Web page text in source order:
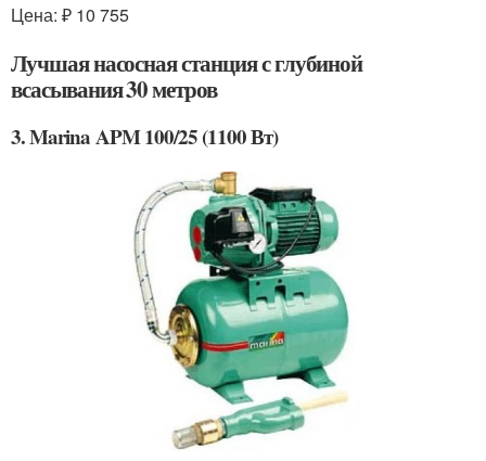
Цена: ₽ 10 755
Лучшая насосная станция с глубиной
всасывания 30 метров
3. Marina APM 100/25 (1100 Вт)